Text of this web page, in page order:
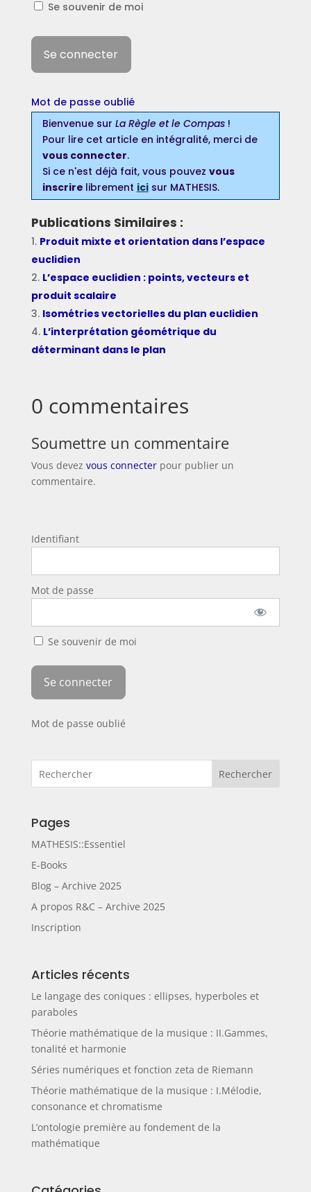
Se souvenir de moi
Mot de passe oublié
Bienvenue sur La Règle et le Compas!
Pour lire cet article en intégralité, merci de
vous connecter.
Si ce n'est déjà fait, vous pouvez vous
inscrire librement icisur MATHESIS.
Publications Similaires :
Produit mixte et orientation dans l’espace
euclidien
L’espace euclidien : points, vecteurs et
produit scalaire
Isométries vectorielles du plan euclidien
L’interprétation géométrique du
déterminant dans le plan
0 commentaires
Soumettre un commentaire
Vous devez vous connecterpour publier un
commentaire.
Identifiant
Mot de passe
Se souvenir de moi
Mot de passe oublié
Rechercher
Pages
MATHESIS::Essentiel
E-Books
Blog – Archive 2025
A propos R&C – Archive 2025
Inscription
Articles récents
Le langage des coniques : ellipses, hyperboles et
paraboles
Théorie mathématique de la musique : II.Gammes,
tonalité et harmonie
Séries numériques et fonction zeta de Riemann
Théorie mathématique de la musique : I.Mélodie,
consonance et chromatisme
L’ontologie première au fondement de la
mathématique